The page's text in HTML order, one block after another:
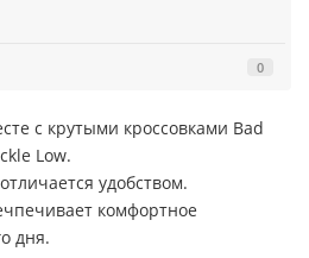
0
с крутыми кроссовками Bad
Low.
удобством.
комфортное
дня.